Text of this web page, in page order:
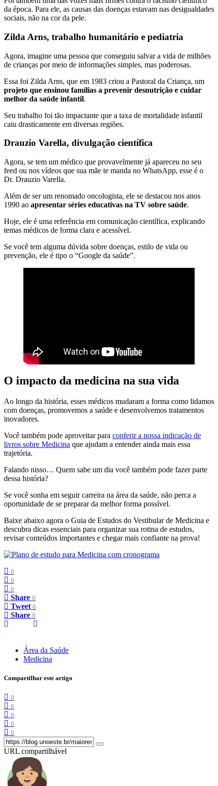
da época. Para ele, as causas das doenças estavam nas desigualdades
sociais, não na cor da pele.
Zilda Arns, trabalho humanitário e pediatria
Agora, imagine uma pessoa que conseguiu salvar a vida de milhões
de crianças por meio de informações simples, mas poderosas.
Essa foi Zilda Arns, que em 1983 criou a Pastoral da Criança, um
projeto que ensinou famílias a prevenir desnutrição e cuidar
melhor da saúde infantil.
Seu trabalho foi tão impactante que a taxa de mortalidade infantil
caiu drasticamente em diversas regiões.
Drauzio Varella, divulgação científica
Agora, se tem um médico que provavelmente já apareceu no seu
feed ou nos vídeos que sua mãe te manda no WhatsApp, esse é o
Dr. Drauzio Varella.
Além de ser um renomado oncologista, ele se destacou nos anos
1990 ao apresentar séries educativas na TV sobre saúde.
Hoje, ele é uma referência em comunicação científica, explicando
temas médicos de forma clara e acessível.
Se você tem alguma dúvida sobre doenças, estilo de vida ou
prevenção, ele é tipo o “Google da saúde”.
O impacto da medicina na sua vida
Ao longo da história, esses médicos mudaram a forma como lidamos
com doenças, promovemos a saúde e desenvolvemos tratamentos
inovadores.
Você também pode aproveitar para conferir a nossa indicação de
livros sobre Medicina que ajudam a entender ainda mais essa
trajetória.
Falando nisso… Quem sabe um dia você também pode fazer parte
dessa história?
Se você sonha em seguir carreira na área da saúde, não perca a
oportunidade de se preparar da melhor forma possível.
Baixe abaixo agora o Guia de Estudos do Vestibular de Medicina e
descubra dicas essenciais para organizar sua rotina de estudos,
revisar conteúdos importantes e chegar mais confiante na prova!
0
0
0
Share 0
Tweet 0
Share 0
Área da Saúde
Medicina
Compartilhar este artigo
0
0
0
0
0
URL compartilhável